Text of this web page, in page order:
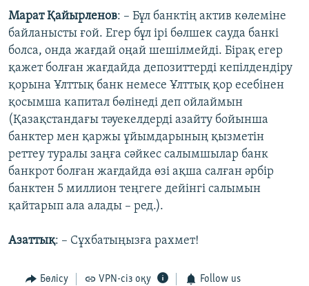
Марат Қайырленов: – Бұл банктің актив көлеміне
байланысты ғой. Егер бұл ірі бөлшек сауда банкі
болса, онда жағдай оңай шешілмейді. Бірақ егер
қажет болған жағдайда депозиттерді кепілдендіру
қорына Ұлттық банк немесе Ұлттық қор есебінен
қосымша капитал бөлінеді деп ойлаймын
(Қазақстандағы тәуекелдерді азайту бойынша
банктер мен қаржы ұйымдарының қызметін
реттеу туралы заңға сәйкес салымшылар банк
банкрот болған жағдайда өзі ақша салған әрбір
банктен 5 миллион теңгеге дейінгі салымын
қайтарып ала алады – ред.).
Азаттық: – Сұхбатыңызға рахмет!
Бөлісу VPN-сіз оқу Follow us